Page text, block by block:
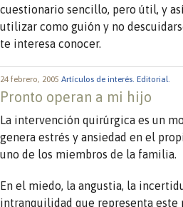
cuestionario sencillo, pero útil, y
utilizar como guión y no
te interesa conocer.
24 febrero, 2005 Artículos de interés. Editorial.
Pronto operan a mi hijo
La intervención quirúrgica es un
genera estrés y ansiedad en el
uno de los miembros de la familia.
En el miedo, la angustia, la
intranquilidad que representa este